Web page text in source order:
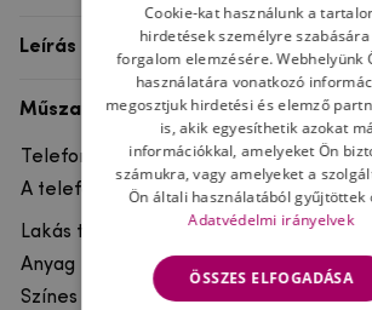
Leírás
Műszaki adatok
Telefon márka
A telefonmodellhez
Lakás típusa
Anyag
Színes
Cookie-kat használunk a
hirdetések személyre szabására
forgalom elemzésére. Webhelyünk
használatára vonatkozó
megosztjuk hirdetési és elemző
is, akik egyesíthetik azokat
információkkal, amelyeket Ön
számukra, vagy amelyeket a
Ön általi használatából gyűjtöttek
Adatvédelmi irányelvek
ÖSSZES ELFOGADÁSA